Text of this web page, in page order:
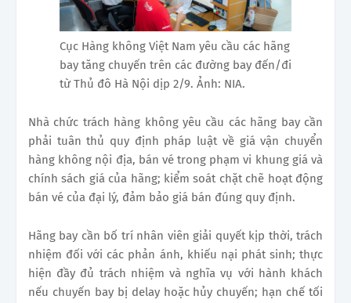
Cục Hàng không Việt Nam yêu cầu các hãng
bay tăng chuyến trên các đường bay đến/đi
từ Thủ đô Hà Nội dịp 2/9. Ảnh: NIA.
Nhà chức trách hàng không yêu cầu các hãng bay cần
phải tuân thủ quy định pháp luật về giá vận chuyển
hàng không nội địa, bán vé trong phạm vi khung giá và
chính sách giá của hãng; kiểm soát chặt chẽ hoạt động
bán vé của đại lý, đảm bảo giá bán đúng quy định.
Hãng bay cần bố trí nhân viên giải quyết kịp thời, trách
nhiệm đối với các phản ánh, khiếu nại phát sinh; thực
hiện đầy đủ trách nhiệm và nghĩa vụ với hành khách
nếu chuyến bay bị delay hoặc hủy chuyến; hạn chế tối